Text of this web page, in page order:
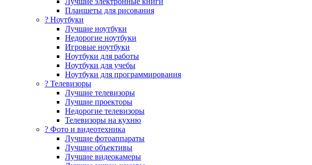
Планшеты для рисования
? Ноутбуки
Лучшие ноутбуки
Недорогие ноутбуки
Игровые ноутбуки
Ноутбуки для работы
Ноутбуки для учебы
Ноутбуки для программирования
? Телевизоры
Лучшие телевизоры
Лучшие проекторы
Недорогие телевизоры
Телевизоры на кухню
? Фото и видеотехника
Лучшие фотоаппараты
Лучшие объективы
Лучшие видеокамеры